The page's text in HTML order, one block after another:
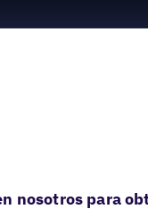
nosotros para